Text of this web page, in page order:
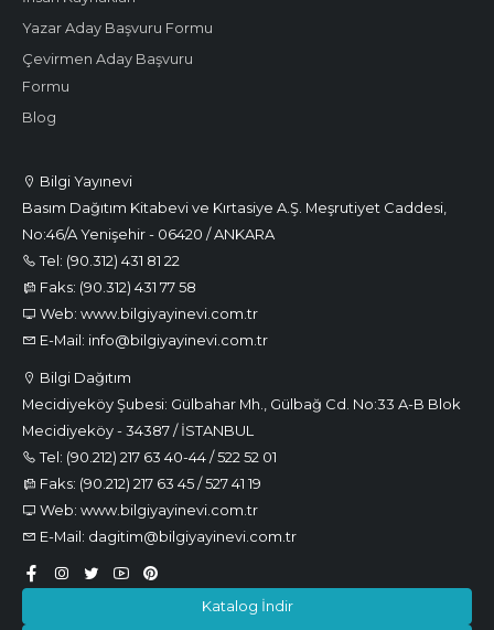
Bilgi Yayınevi
Basım Dağıtım Kitabevi ve Kırtasiye A.Ş. Meşrutiyet Caddesi,
No:46/A Yenişehir - 06420 / ANKARA
Tel: (90.312) 431 81 22
Faks: (90.312) 431 77 58
Web: www.bilgiyayinevi.com.tr
E-Mail: info@bilgiyayinevi.com.tr
Bilgi Dağıtım
Mecidiyeköy Şubesi: Gülbahar Mh., Gülbağ Cd. No:33 A-B Blok
Mecidiyeköy - 34387 / İSTANBUL
Tel: (90.212) 217 63 40-44 / 522 52 01
Faks: (90.212) 217 63 45 / 527 41 19
Web: www.bilgiyayinevi.com.tr
E-Mail: dagitim@bilgiyayinevi.com.tr
Katalog İndir
Yazar Aday Başvuru Formu
Çevirmen Aday Başvuru
Formu
Blog